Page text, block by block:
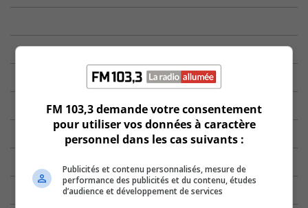
FM 103,3 demande votre consentement
pour utiliser vos données à caractère
personnel dans les cas suivants :
Publicités et contenu personnalisés, mesure de
performance des publicités et du contenu, études
d’audience et développement de services